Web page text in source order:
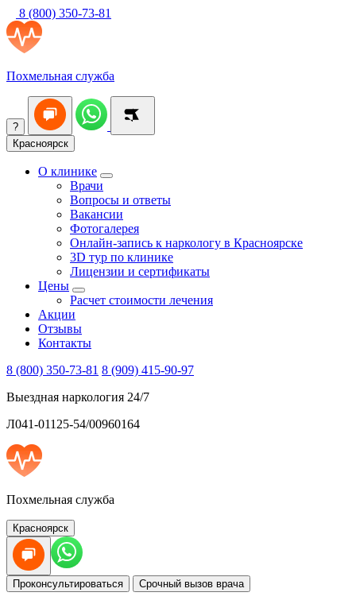
8 (800) 350-73-81
Похмельная служба
?
Красноярск
О клинике
Врачи
Вопросы и ответы
Вакансии
Фотогалерея
Онлайн-запись к наркологу в Красноярске
3D тур по клинике
Лицензии и сертификаты
Цены
Расчет стоимости лечения
Акции
Отзывы
Контакты
8 (800) 350-73-81 8 (909) 415-90-97
Выездная наркология 24/7
Л041-01125-54/00960164
Похмельная служба
Красноярск
Проконсультироваться Срочный вызов врача